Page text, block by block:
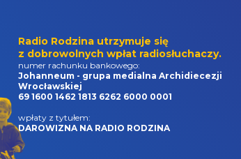
Radio Rodzina utrzymuje się
z dobrowolnych wpłat radiosłuchaczy.
numer rachunku bankowego:
Johanneum - grupa medialna Archidiecezji
Wrocławskiej
69 1600 1462 1813 6262 6000 0001
wpłaty z tytułem:
DAROWIZNA NA RADIO RODZINA